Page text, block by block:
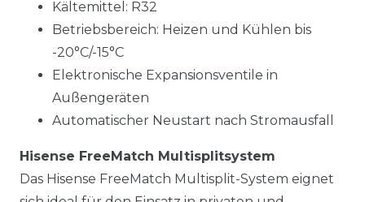
Kältemittel: R32
Betriebsbereich: Heizen und Kühlen bis
-20°C/-15°C
Elektronische Expansionsventile in
Außengeräten
Automatischer Neustart nach Stromausfall
Hisense FreeMatch Multisplitsystem
Das Hisense FreeMatch Multisplit-System eignet